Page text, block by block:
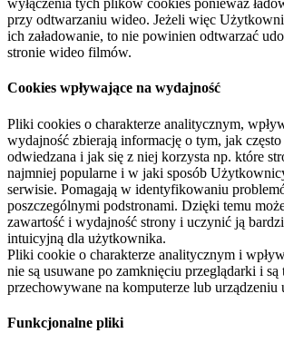
wyłączenia tych plików cookies ponieważ
przy odtwarzaniu wideo. Jeżeli więc
ich załadowanie, to nie powinien odtwarzać
stronie wideo filmów.
Cookies wpływające na wydajność
Pliki cookies o charakterze analitycznym,
wydajność zbierają informację o tym, jak często
odwiedzana i jak się z niej korzysta np. które
najmniej popularne i w jaki sposób
serwisie. Pomagają w identyfikowaniu
poszczególnymi podstronami. Dzięki temu
zawartość i wydajność strony i uczynić ją
intuicyjną dla użytkownika.
Pliki cookie o charakterze analitycznym i
nie są usuwane po zamknięciu przeglądarki i są
przechowywane na komputerze lub
Funkcjonalne pliki